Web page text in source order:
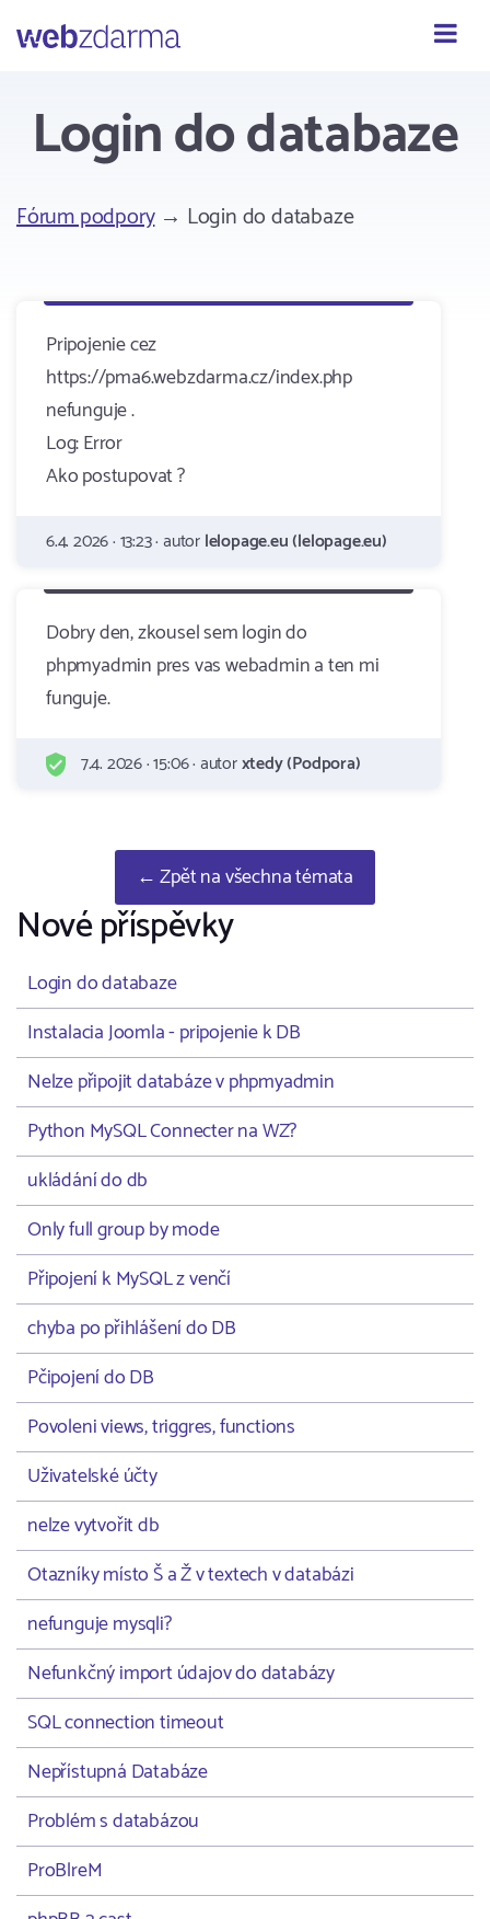
Webzdarma
Login do databaze
Fórum podpory→ Login do databaze
Pripojenie cez
https://pma6.webzdarma.cz/index.php
nefunguje .
Log: Error
Ako postupovat ?
6.4. 2026 · 13:23 · autorlelopage.eu (lelopage.eu)
Dobry den, zkousel sem login do
phpmyadmin pres vas webadmin a ten mi
funguje.
7.4. 2026 · 15:06 · autorxtedy (Podpora)
← Zpět na všechna témata
Nové příspěvky
Login do databaze
Instalacia Joomla - pripojenie k DB
Nelze připojit databáze v phpmyadmin
Python MySQL Connecter na WZ?
ukládání do db
Only full group by mode
Připojení k MySQL z venčí
chyba po přihlášení do DB
Pčipojení do DB
Povoleni views, triggres, functions
Uživatelské účty
nelze vytvořit db
Otazníky místo Š a Ž v textech v databázi
nefunguje mysqli?
Nefunkčný import údajov do databázy
SQL connection timeout
Nepřístupná Databáze
Problém s databázou
ProBlreM